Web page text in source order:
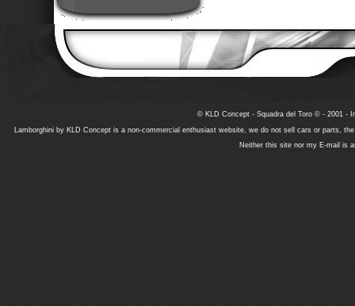
© KLD Concept - Squadra del Toro © - 2001 -
Lamborghini by KLD Concept is a non-commercial enthusiast website, we do not sell cars or parts,
Neither this site nor my E-mail is